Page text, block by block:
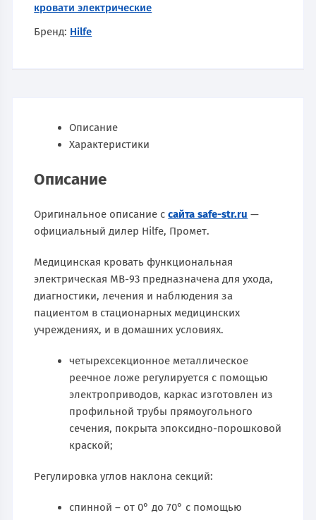
кровати электрические
Бренд: Hilfe
Описание
Характеристики
Описание
Оригинальное описание ссайта safe-str.ru —
официальный дилер Hilfe, Промет.
Медицинская кровать функциональная
электрическая МВ-93 предназначена для ухода,
диагностики, лечения и наблюдения за
пациентом в стационарных медицинских
учреждениях, и в домашних условиях.
четырехсекционное металлическое
реечное ложе регулируется с помощью
электроприводов, каркас изготовлен из
профильной трубы прямоугольного
сечения, покрыта эпоксидно-порошковой
краской;
Регулировка углов наклона секций:
спинной – от 0° до 70° с помощью